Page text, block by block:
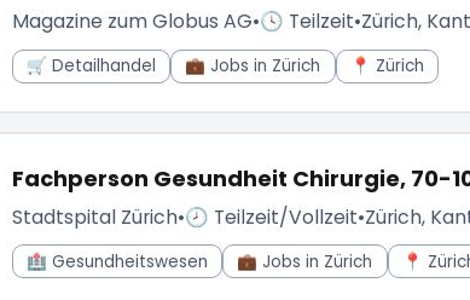
Magazine zum Globus AG•🕓 Teilzeit•Zürich,
🛒 Detailhandel 💼 Jobs in Zürich 📍 Zürich
Fachperson Gesundheit Chirurgie, 70-
Stadtspital Zürich•🕗 Teilzeit/Vollzeit•Zürich,
🏥 Gesundheitswesen 💼 Jobs in Zürich 📍